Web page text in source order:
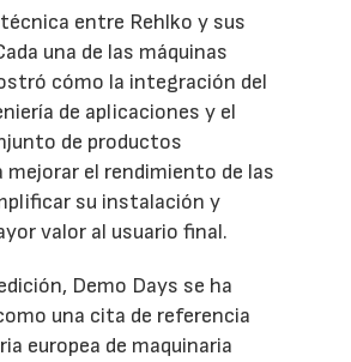
entre Rehlko y sus
una de las máquinas
cómo la integración del
de aplicaciones y el
de productos
mejorar el rendimiento de las
su instalación y
valor al usuario final.
Demo Days se ha
una cita de referencia
europea de maquinaria